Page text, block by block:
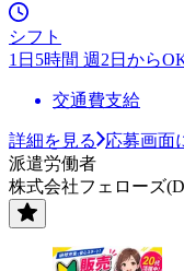
シフト
1日5時間 週2日から
交通費支給
詳細を見る
応募画面
派遣労働者
株式会社フェローズ